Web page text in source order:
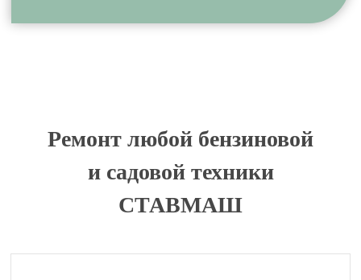
Ремонт любой бензиновой
и садовой техники
СТАВМАШ